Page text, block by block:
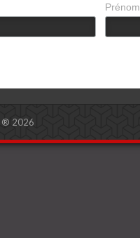
Prénom
® 2026